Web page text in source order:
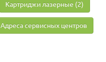
Картриджи лазерные (2)
Адреса сервисных центров